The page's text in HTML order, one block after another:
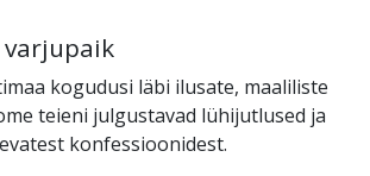
varjupaik
kogudusi läbi ilusate, maaliliste
teieni julgustavad lühijutlused ja
konfessioonidest.